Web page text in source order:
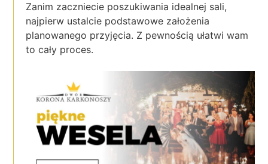
Zanim zaczniecie poszukiwania idealnej sali,
najpierw ustalcie podstawowe założenia
planowanego przyjęcia. Z pewnością ułatwi wam
to cały proces.